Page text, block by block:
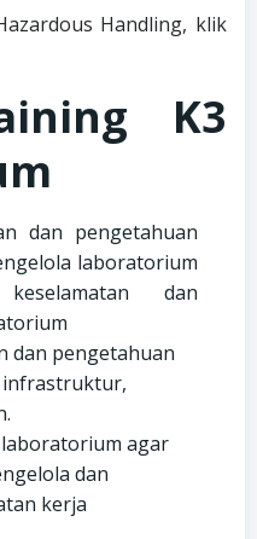
Handling, klik
K3
dan pengetahuan
laboratorium
dan
dan pengetahuan
infrastruktur,
agar
dan
kerja